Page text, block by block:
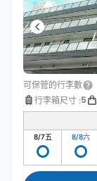
可保管的行李數
行李箱尺寸 :5
8/7五 8/8六